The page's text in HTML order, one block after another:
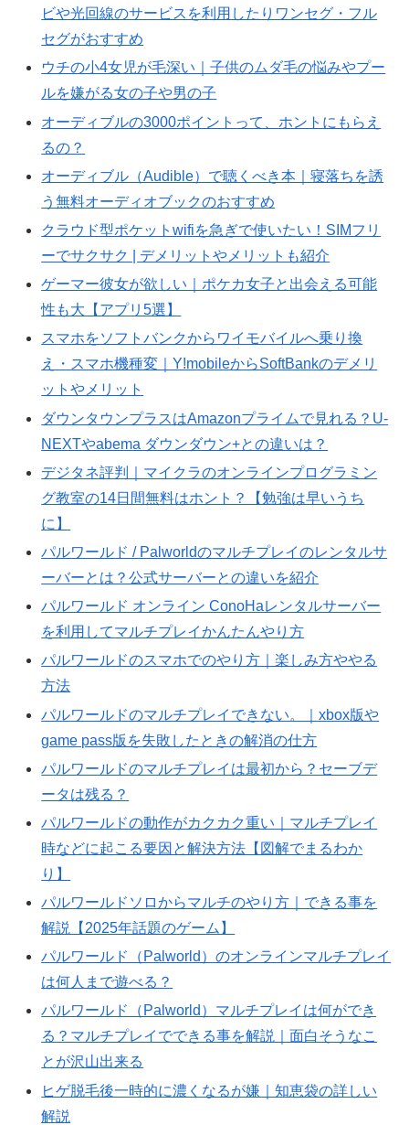
ビや光回線のサービスを利用したりワンセグ・フル
セグがおすすめ
ウチの小4女児が毛深い｜子供のムダ毛の悩みやプー
ルを嫌がる女の子や男の子
オーディブルの3000ポイントって、ホントにもらえ
るの？
オーディブル（Audible）で聴くべき本｜寝落ちを誘
う無料オーディオブックのおすすめ
クラウド型ポケットwifiを急ぎで使いたい！SIMフリ
ーでサクサク | デメリットやメリットも紹介
ゲーマー彼女が欲しい｜ポケカ女子と出会える可能
性も大【アプリ5選】
スマホをソフトバンクからワイモバイルへ乗り換
え・スマホ機種変｜Y!mobileからSoftBankのデメリ
ットやメリット
ダウンタウンプラスはAmazonプライムで見れる？U-
NEXTやabema ダウンダウン+との違いは？
デジタネ評判｜マイクラのオンラインプログラミン
グ教室の14日間無料はホント？【勉強は早いうち
に】
パルワールド / Palworldのマルチプレイのレンタルサ
ーバーとは？公式サーバーとの違いを紹介
パルワールド オンライン ConoHaレンタルサーバー
を利用してマルチプレイかんたんやり方
パルワールドのスマホでのやり方｜楽しみ方ややる
方法
パルワールドのマルチプレイできない。｜xbox版や
game pass版を失敗したときの解消の仕方
パルワールドのマルチプレイは最初から？セーブデ
ータは残る？
パルワールドの動作がカクカク重い｜マルチプレイ
時などに起こる要因と解決方法【図解でまるわか
り】
パルワールドソロからマルチのやり方｜できる事を
解説【2025年話題のゲーム】
パルワールド（Palworld）のオンラインマルチプレイ
は何人まで遊べる？
パルワールド（Palworld）マルチプレイは何ができ
る？マルチプレイでできる事を解説｜面白そうなこ
とが沢山出来る
ヒゲ脱毛後一時的に濃くなるが嫌｜知恵袋の詳しい
解説